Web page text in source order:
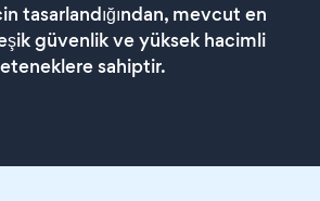
tasarlandığından, mevcut en
güvenlik ve yüksek hacimli
sahiptir.